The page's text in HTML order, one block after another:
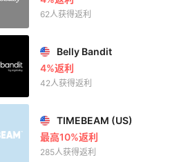
185人获得返利
COUTR
6%返利
227人获得返利